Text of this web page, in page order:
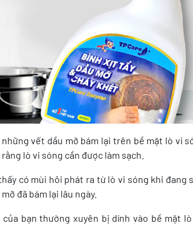
vết dầu mỡ bám lại trên bề mặt lò vi
lò vi sóng cần được làm sạch.
có mùi hôi phát ra từ lò vi sóng khi đang
đã bám lại lâu ngày.
bạn thường xuyên bị dính vào bề mặt